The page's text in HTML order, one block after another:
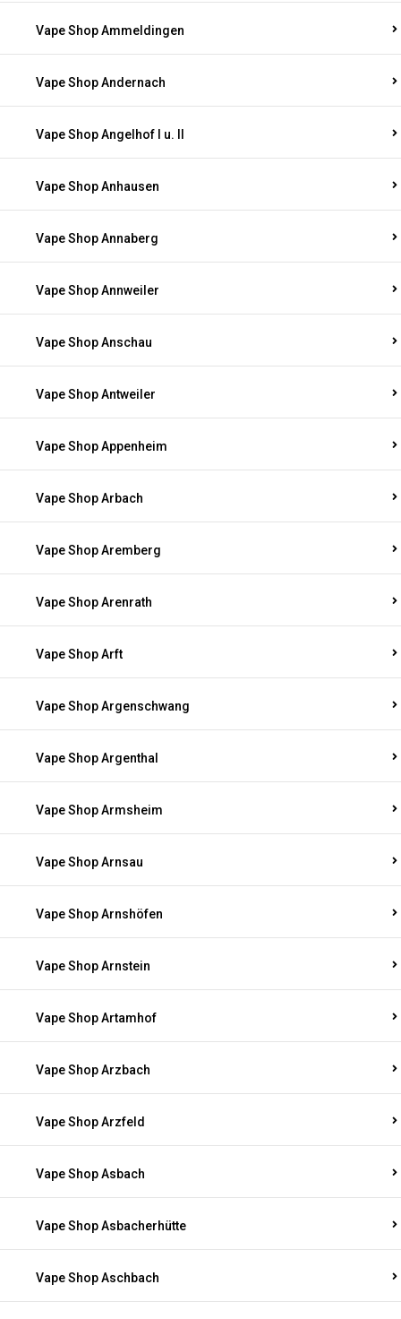
Vape Shop Ammeldingen
Vape Shop Andernach
Vape Shop Angelhof I u. II
Vape Shop Anhausen
Vape Shop Annaberg
Vape Shop Annweiler
Vape Shop Anschau
Vape Shop Antweiler
Vape Shop Appenheim
Vape Shop Arbach
Vape Shop Aremberg
Vape Shop Arenrath
Vape Shop Arft
Vape Shop Argenschwang
Vape Shop Argenthal
Vape Shop Armsheim
Vape Shop Arnsau
Vape Shop Arnshöfen
Vape Shop Arnstein
Vape Shop Artamhof
Vape Shop Arzbach
Vape Shop Arzfeld
Vape Shop Asbach
Vape Shop Asbacherhütte
Vape Shop Aschbach